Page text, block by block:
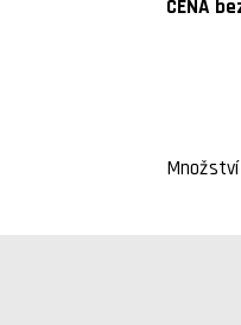
CENA
Množství